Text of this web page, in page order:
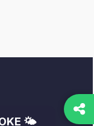
🌤️ WEATHER – SHERBROOKE